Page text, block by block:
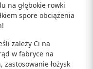
na głębokie rowki
spore obciążenia
zależy Ci na
w fabryce na
łożysk